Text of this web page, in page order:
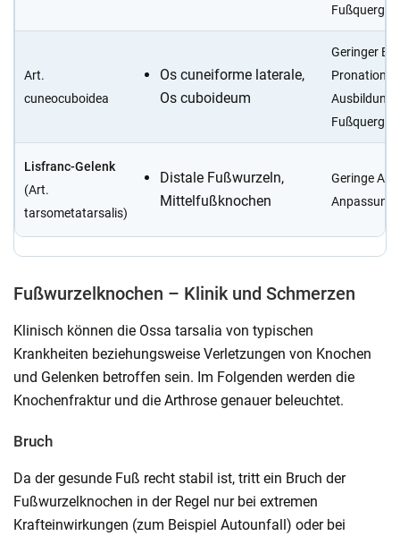
Art.
cuneocuboidea
Os cuneiforme laterale,
Os cuboideum
Geringer
Pronation /
Ausbildung
Lisfranc-Gelenk
(Art.
tarsometatarsalis)
Distale Fußwurzeln,
Mittelfußknochen
Geringe
Fußwurzelknochen – Klinik und Schmerzen
Klinisch können die Ossa tarsalia von typischen
Krankheiten beziehungsweise Verletzungen von Knochen
und Gelenken betroffen sein. Im Folgenden werden die
Knochenfraktur und die Arthrose genauer beleuchtet.
Bruch
Da der gesunde Fuß recht stabil ist, tritt ein Bruch der
Fußwurzelknochen in der Regel nur bei extremen
Krafteinwirkungen (zum Beispiel Autounfall) oder bei